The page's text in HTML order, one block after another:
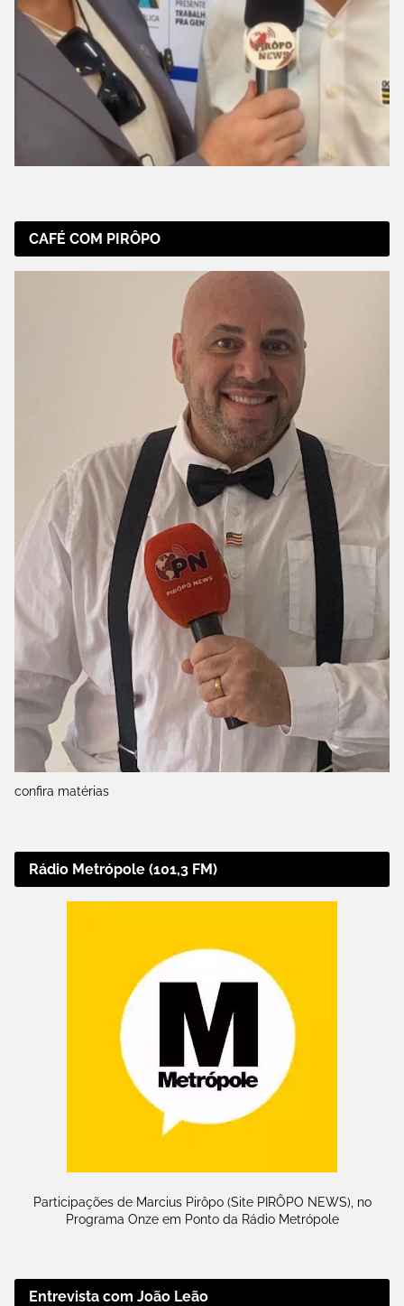
CAFÉ COM PIRÔPO
confira matérias
Rádio Metrópole (101,3 FM)
Participações de Marcius Pirôpo (Site PIRÔPO NEWS), no
Programa Onze em Ponto da Rádio Metrópole
Entrevista com João Leão